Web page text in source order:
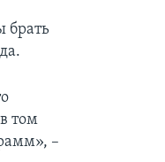
брать
том
–